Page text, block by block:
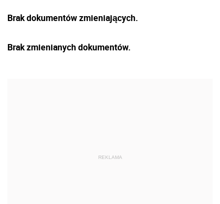
Brak dokumentów zmieniających.
Brak zmienianych dokumentów.